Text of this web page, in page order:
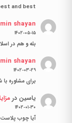
and best
shayan
۱۴۰۲-۰۵-۱۵
بله و هم در
shayan
۱۴۰۲-۰۳-۲۹
برای مشاوره
یاسین در
۱۴۰۲-۰۱-۳۰
آیا چوب پلاست